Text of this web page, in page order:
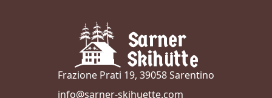
Frazione Prati 19, 39058 Sarentino
info@sarner-skihuette.com